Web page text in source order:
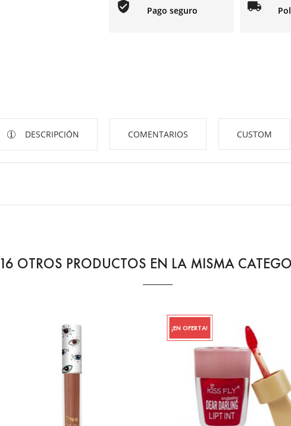
Pago seguro
DESCRIPCIÓN COMENTARIOS CUSTOM
16 OTROS PRODUCTOS EN LA MISMA
¡EN OFERTA!